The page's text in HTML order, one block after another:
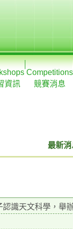
資訊
Competitions
競賽消息
最新
識天文科學，舉